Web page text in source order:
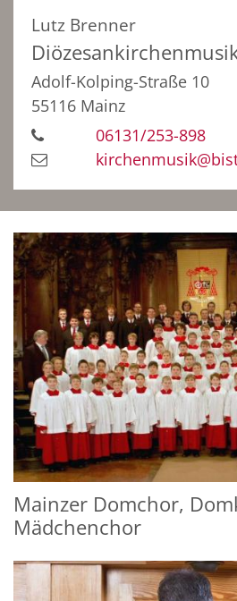
Lutz Brenner
Adolf-Kolping-Straße 10
55116 Mainz
06131/253-898
Mainzer Domchor,
Mädchenchor